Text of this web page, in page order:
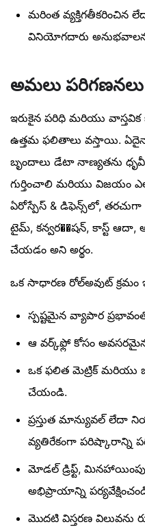
మరింత
వినియోగదారు అనుభవాలను
అమలు పరిగణనలు
ఇరుకైన పరిధి మరియు
ఉత్తమ ఫలితాలు వస్తాయి. ఏదైనా
బృందాలు డేటా నాణ్యతను
గుర్తించాలి మరియు విజయం
ఏరోస్పేస్ & డిఫెన్స్‌లో, తరచుగా
టైమ్, కన్వర��షన్, కాస్ట్ ఆదా,
చేయడం అని అర్థం.
ఒక సాధారణ రోల్అవుట్ క్రమం
స్పష్టమైన వ్యాపార
ఆ వర్క్‌ఫ్లో కోసం
ఒక ఫలిత మెట్రిక్ మరియు
చేయండి.
ప్రస్తుత మాన్యువల్ లేదా
వ్యతిరేకంగా పరిష్కారాన్ని
మోడల్ డ్రిఫ్ట్,
అభిప్రాయాన్ని
మొదటి విస్తరణ విలువను